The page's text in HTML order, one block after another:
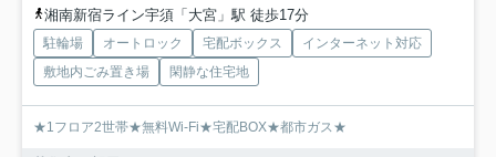
湘南新宿ライン宇須「大宮」駅 徒歩17分
駐輪場 オートロック 宅配ボックス
インターネット対応
敷地内ごみ置き場
閑静な住宅地
★1フロア2世帯★無料Wi-Fi★宅配BOX★都市ガス★